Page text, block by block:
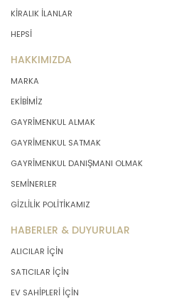
KİRALIK İLANLAR
HEPSİ
HAKKIMIZDA
MARKA
EKİBİMİZ
GAYRİMENKUL ALMAK
GAYRİMENKUL SATMAK
GAYRİMENKUL DANIŞMANI OLMAK
SEMİNERLER
GİZLİLİK POLİTİKAMIZ
HABERLER & DUYURULAR
ALICILAR İÇİN
SATICILAR İÇİN
EV SAHİPLERİ İÇİN